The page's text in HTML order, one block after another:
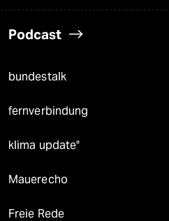
Podcast
bundestalk
fernverbindung
klima update°
Mauerecho
Freie Rede